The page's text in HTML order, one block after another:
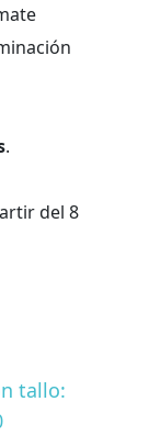
.
del 8
tallo: